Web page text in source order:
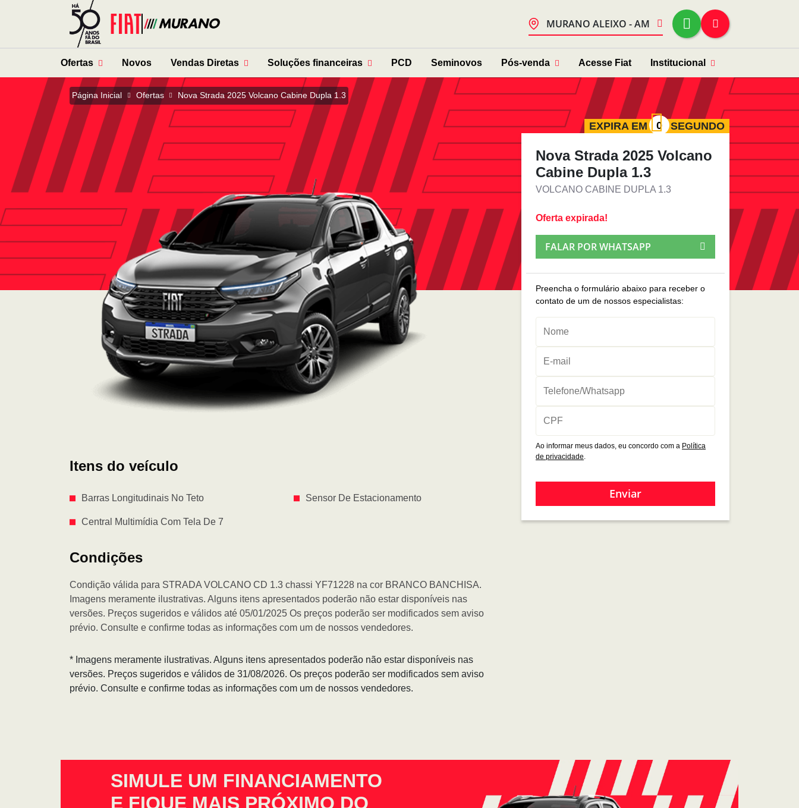
MURANO ALEIXO - AM
Ofertas Novos Vendas Diretas Soluções financeiras PCD Seminovos Pós-venda Acesse Fiat Institucional
Página Inicial Ofertas Nova Strada 2025 Volcano Cabine Dupla 1.3
Itens do veículo
Barras Longitudinais No Teto
Central Multimídia Com Tela De 7
Sensor De Estacionamento
Condições
Condição válida para STRADA VOLCANO CD 1.3 chassi YF71228 na cor BRANCO BANCHISA.
Imagens meramente ilustrativas. Alguns itens apresentados poderão não estar disponíveis nas
versões. Preços sugeridos e válidos até 05/01/2025 Os preços poderão ser modificados sem aviso
prévio. Consulte e confirme todas as informações com um de nossos vendedores.
* Imagens meramente ilustrativas. Alguns itens apresentados poderão não estar disponíveis nas
versões. Preços sugeridos e válidos de 31/08/2026. Os preços poderão ser modificados sem aviso
prévio. Consulte e confirme todas as informações com um de nossos vendedores.
EXPIRA EM SEGUNDO
Nova Strada 2025 Volcano
Cabine Dupla 1.3
VOLCANO CABINE DUPLA 1.3
Oferta expirada!
FALAR POR WHATSAPP
Preencha o formulário abaixo para receber o
contato de um de nossos especialistas:
Ao informar meus dados, eu concordo com a Política
de privacidade.
Enviar
SIMULE UM FINANCIAMENTO
E FIQUE MAIS PRÓXIMO DO